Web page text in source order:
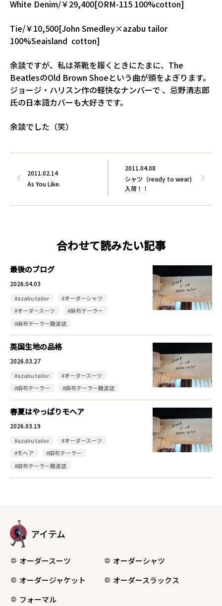
White Denim/￥29,400[ORM-115 100%cotton]
Tie/￥10,500[John Smedley×azabu tailor
100%Seaisland cotton]
余談ですが、私は茶靴を履くときにたまに、The
BeatlesのOld Brown Shoeという曲が頭をよぎります。
ジョージ・ハリスン作の軽快なナンバーで 、忌野清志郎
氏の日本語カバーも大好きです。
余談でした（笑）
2011.04.08
シャツ（ready to wear)
入荷！！
2011.02.14
As You Like.
合わせて読みたい記事
最後のブログ
2026.04.03
#azabu tailor
#オーダーシャツ
#オーダースーツ
#麻布テーラー
#麻布テーラー難波店
英国生地の品格
2026.03.27
#azabu tailor
#オーダースーツ
#麻布テーラー
#麻布テーラー難波店
春夏はやっぱりモヘア
2026.03.19
#azabu tailor
#オーダースーツ
#モヘア
#麻布テーラー
#麻布テーラー難波店
アイテム
オーダースーツ
オーダーシャツ
オーダージャケット
オーダースラックス
フォーマル